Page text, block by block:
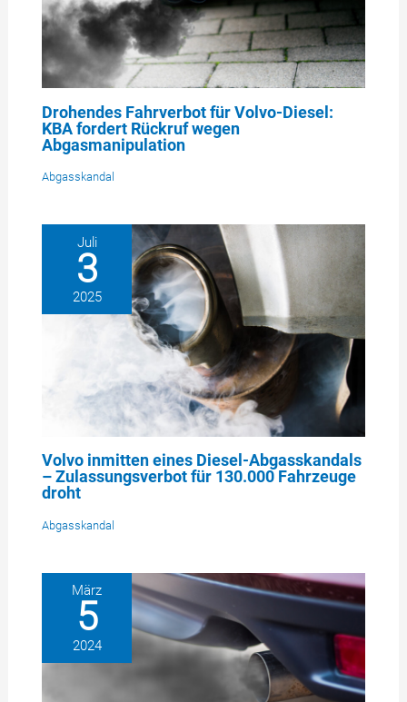
Drohendes Fahrverbot für Volvo-Diesel:
KBA fordert Rückruf wegen
Abgasmanipulation
Abgasskandal
Juli
3
2025
Volvo inmitten eines Diesel-Abgasskandals
– Zulassungsverbot für 130.000 Fahrzeuge
droht
Abgasskandal
März
5
2024